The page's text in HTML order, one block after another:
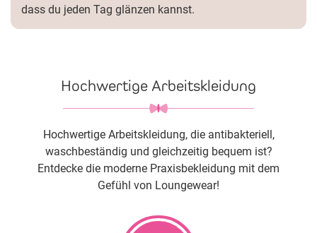
dass du jeden Tag glänzen kannst.
Hochwertige Arbeitskleidung
Hochwertige Arbeitskleidung, die antibakteriell,
waschbeständig und gleichzeitig bequem ist?
Entdecke die moderne Praxisbekleidung mit dem
Gefühl von Loungewear!